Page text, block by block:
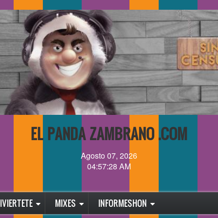
EL PANDA ZAMBRANO .COM
Agosto 07, 2026
04:57:28 AM
MIXES INFORMESHON